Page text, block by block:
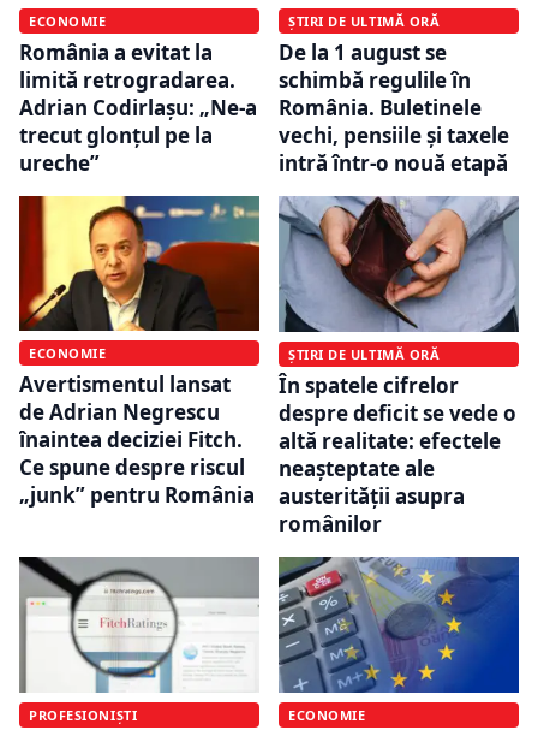
ECONOMIE
România a evitat la
limită retrogradarea.
Adrian Codirlașu: „Ne-a
trecut glonțul pe la
ureche”
ȘTIRI DE ULTIMĂ ORĂ
De la 1 august se
schimbă regulile în
România. Buletinele
vechi, pensiile și taxele
intră într-o nouă etapă
ECONOMIE
Avertismentul lansat
de Adrian Negrescu
înaintea deciziei Fitch.
Ce spune despre riscul
„junk” pentru România
ȘTIRI DE ULTIMĂ ORĂ
În spatele cifrelor
despre deficit se vede o
altă realitate: efectele
neașteptate ale
austerității asupra
românilor
PROFESIONIȘTI ECONOMIE